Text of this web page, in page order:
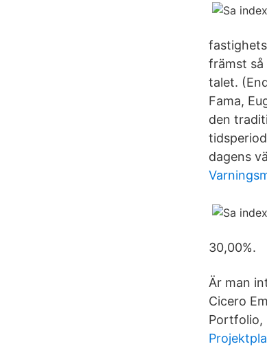
främst
talet.
Fama,
den
dagens
30,00%.
Är man
Cicero
Portfolio,